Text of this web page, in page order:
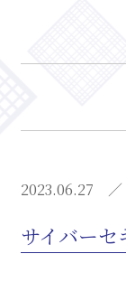
2023.06.27
サイバー